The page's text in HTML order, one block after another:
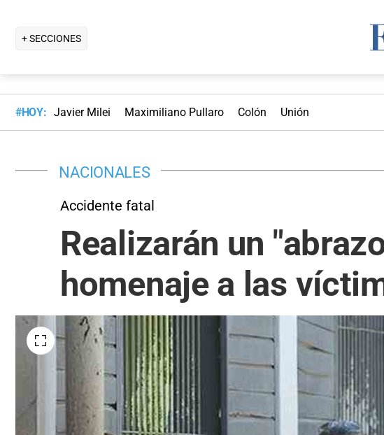
+ SECCIONES
#HOY: Javier Milei Maximiliano Pullaro Colón Unión
NACIONALES
Accidente fatal
Realizarán un
homenaje a las